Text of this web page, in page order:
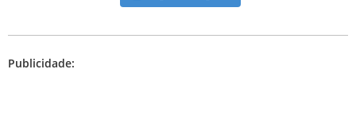
Publicidade: